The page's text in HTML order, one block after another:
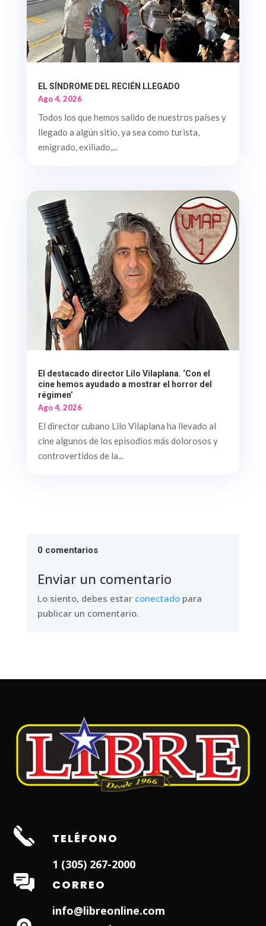
EL SÍNDROME DEL RECIÉN LLEGADO
Ago 4, 2026
Todos los que hemos salido de nuestros países y
llegado a algún sitio, ya sea como turista,
emigrado, exiliado,...
El destacado director Lilo Vilaplana. ‘Con el
cine hemos ayudado a mostrar el horror del
régimen’
Ago 4, 2026
El director cubano Lilo Vilaplana ha llevado al
cine algunos de los episodios más dolorosos y
controvertidos de la...
0 comentarios
Enviar un comentario
Lo siento, debes estar conectadopara
publicar un comentario.
TELÉFONO
1 (305) 267-2000
CORREO
info@libreonline.com